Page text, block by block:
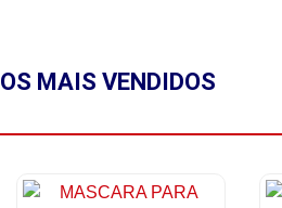
OS MAIS VENDIDOS